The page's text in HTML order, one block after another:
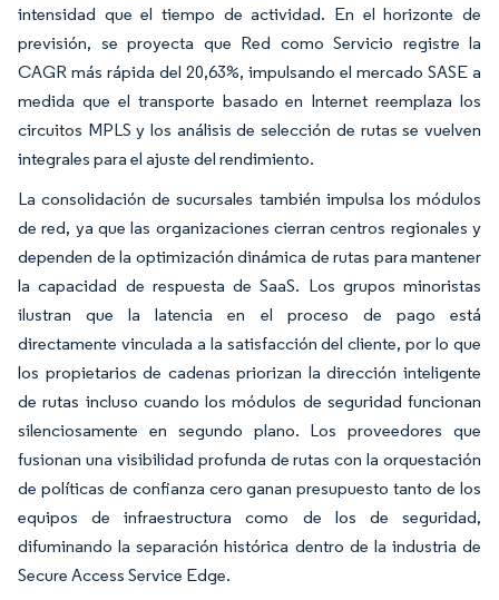
intensidad que el tiempo de actividad. En el horizonte de
previsión, se proyecta que Red como Servicio registre la
CAGR más rápida del 20,63%, impulsando el mercado SASE a
medida que el transporte basado en Internet reemplaza los
circuitos MPLS y los análisis de selección de rutas se vuelven
integrales para el ajuste del rendimiento.
La consolidación de sucursales también impulsa los módulos
de red, ya que las organizaciones cierran centros regionales y
dependen de la optimización dinámica de rutas para mantener
la capacidad de respuesta de SaaS. Los grupos minoristas
ilustran que la latencia en el proceso de pago está
directamente vinculada a la satisfacción del cliente, por lo que
los propietarios de cadenas priorizan la dirección inteligente
de rutas incluso cuando los módulos de seguridad funcionan
silenciosamente en segundo plano. Los proveedores que
fusionan una visibilidad profunda de rutas con la orquestación
de políticas de confianza cero ganan presupuesto tanto de los
equipos de infraestructura como de los de seguridad,
difuminando la separación histórica dentro de la industria de
Secure Access Service Edge.